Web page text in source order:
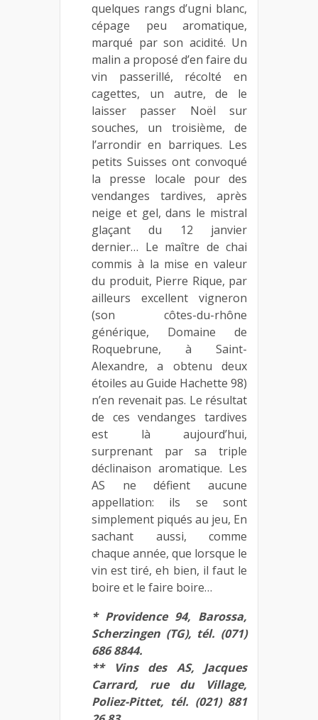
quelques rangs d’ugni blanc,
cépage peu aromatique,
marqué par son acidité. Un
malin a proposé d’en faire du
vin passerillé, récolté en
cagettes, un autre, de le
laisser passer Noël sur
souches, un troisième, de
l’arrondir en barriques. Les
petits Suisses ont convoqué
la presse locale pour des
vendanges tardives, après
neige et gel, dans le mistral
glaçant du 12 janvier
dernier… Le maître de chai
commis à la mise en valeur
du produit, Pierre Rique, par
ailleurs excellent vigneron
(son côtes-du-rhône
générique, Domaine de
Roquebrune, à Saint-
Alexandre, a obtenu deux
étoiles au Guide Hachette 98)
n’en revenait pas. Le résultat
de ces vendanges tardives
est là aujourd’hui,
surprenant par sa triple
déclinaison aromatique. Les
AS ne défient aucune
appellation: ils se sont
simplement piqués au jeu, En
sachant aussi, comme
chaque année, que lorsque le
vin est tiré, eh bien, il faut le
boire et le faire boire…
* Providence 94, Barossa,
Scherzingen (TG), tél. (071)
686 8844.
** Vins des AS, Jacques
Carrard, rue du Village,
Poliez-Pittet, tél. (021) 881